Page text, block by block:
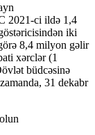
2021-ci ildə 1,4
iki
8,4 milyon gəlir
xərclər (1
büdcəsinə
31 dekabr